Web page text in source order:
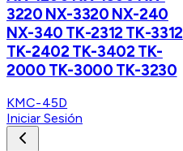
3220 NX-3320 NX-240
NX-340 TK-2312 TK-3312
TK-2402 TK-3402 TK-
2000 TK-3000 TK-3230
KMC-45D
Iniciar Sesión